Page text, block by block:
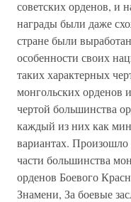
советских орденов, и
награды были даже
стране были
особенности своих
таких характерных
монгольских орденов
чертой большинства
каждый из них как
вариантах. Произошло
части большинства
орденов Боевого
Знамени, За боевые